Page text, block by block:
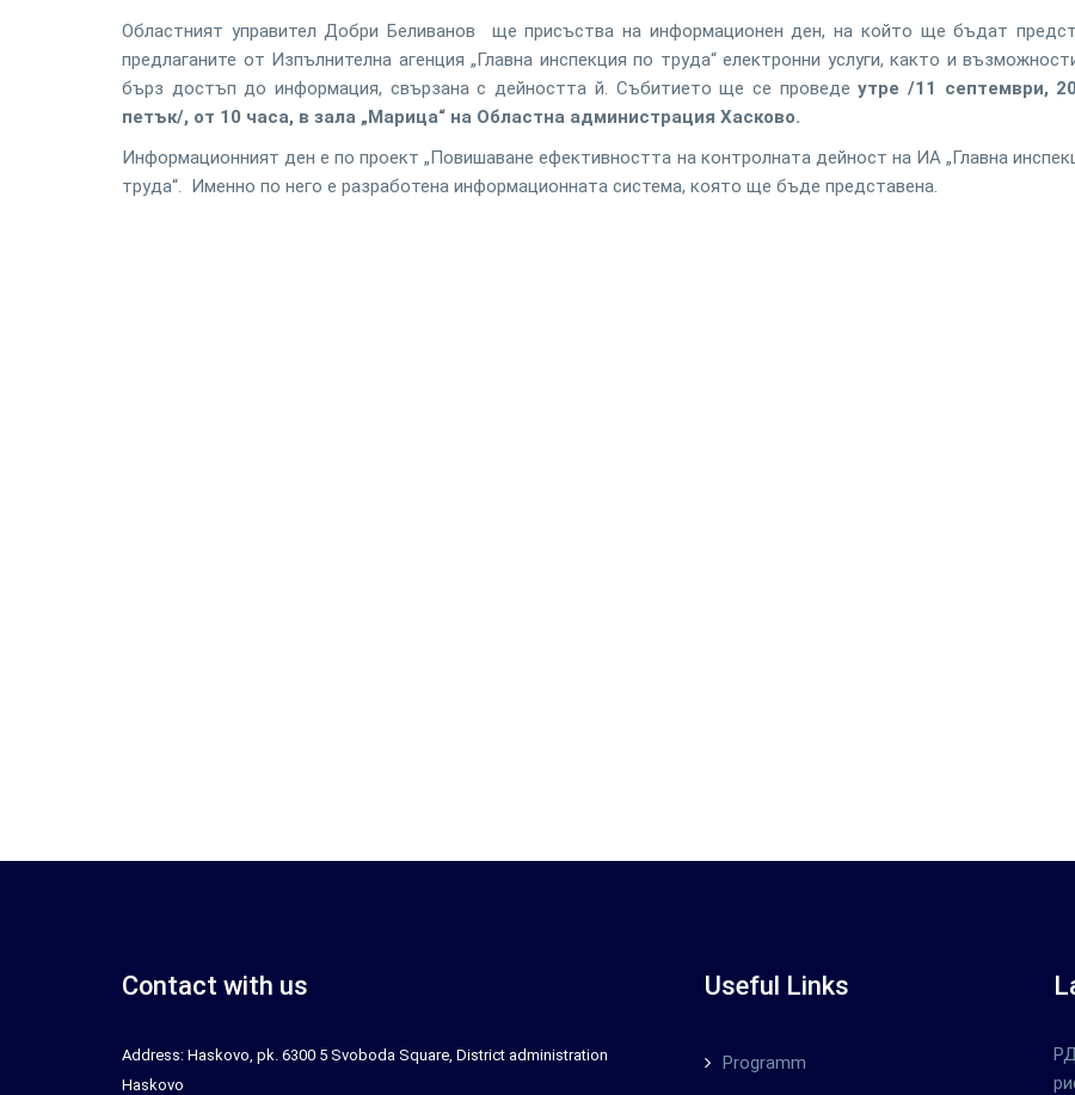
Областният управител Добри Беливанов ще присъства на информационен ден, на който ще бъдат
предлаганите от Изпълнителна агенция „Главна инспекция по труда“ електронни услуги, както и
бърз достъп до информация, свързана с дейността й. Събитието ще се проведеутре /11 септември,
петък/, от 10 часа, в зала „Марица“ на Областна администрация Хасково.
Информационният ден е по проект „Повишаване ефективността на контролната дейност на ИА „Главна
труда“. Именно по него е разработена информационната система, която ще бъде представена.
Contact with us
Address: Haskovo, pk. 6300 5 Svoboda Square, District administration
Haskovo
Useful Links
Programm